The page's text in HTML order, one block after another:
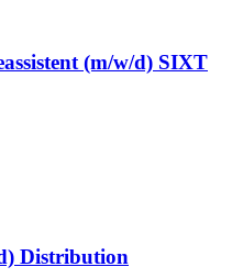
(m/w/d) SIXT
Distribution